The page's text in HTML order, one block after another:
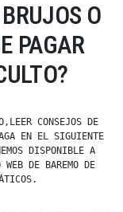
O
PAGAR
CONSEJOS DE
EN EL SIGUIENTE
DISPONIBLE A
DE BAREMO DE